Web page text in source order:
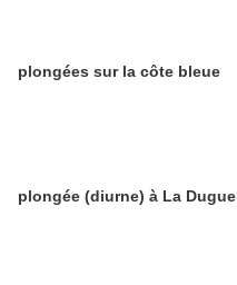
plongées sur la côte bleue
plongée (diurne) à La Dugue